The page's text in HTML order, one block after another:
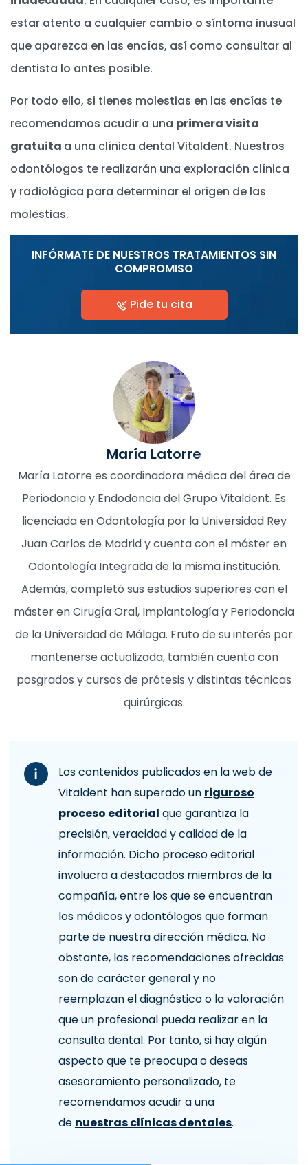
estar atento a cualquier cambio o síntoma inusual
que aparezca en las encías, así como consultar al
dentista lo antes posible.
Por todo ello, si tienes molestias en las encías te
recomendamos acudir a una primera visita
gratuita a una clínica dental Vitaldent. Nuestros
odontólogos te realizarán una exploración clínica
y radiológica para determinar el origen de las
molestias.
INFÓRMATE DE NUESTROS TRATAMIENTOS SIN
COMPROMISO
Pide tu cita
María Latorre
María Latorre es coordinadora médica del área de
Periodoncia y Endodoncia del Grupo Vitaldent. Es
licenciada en Odontología por la Universidad Rey
Juan Carlos de Madrid y cuenta con el máster en
Odontología Integrada de la misma institución.
Además, completó sus estudios superiores con el
máster en Cirugía Oral, Implantología y Periodoncia
de la Universidad de Málaga. Fruto de su interés por
mantenerse actualizada, también cuenta con
posgrados y cursos de prótesis y distintas técnicas
quirúrgicas.
Los contenidos publicados en la web de
Vitaldent han superado un riguroso
proceso editorial que garantiza la
precisión, veracidad y calidad de la
información. Dicho proceso editorial
involucra a destacados miembros de la
compañía, entre los que se encuentran
los médicos y odontólogos que forman
parte de nuestra dirección médica. No
obstante, las recomendaciones ofrecidas
son de carácter general y no
reemplazan el diagnóstico o la valoración
que un profesional pueda realizar en la
consulta dental. Por tanto, si hay algún
aspecto que te preocupa o deseas
asesoramiento personalizado, te
recomendamos acudir a una
de nuestras clínicas dentales.